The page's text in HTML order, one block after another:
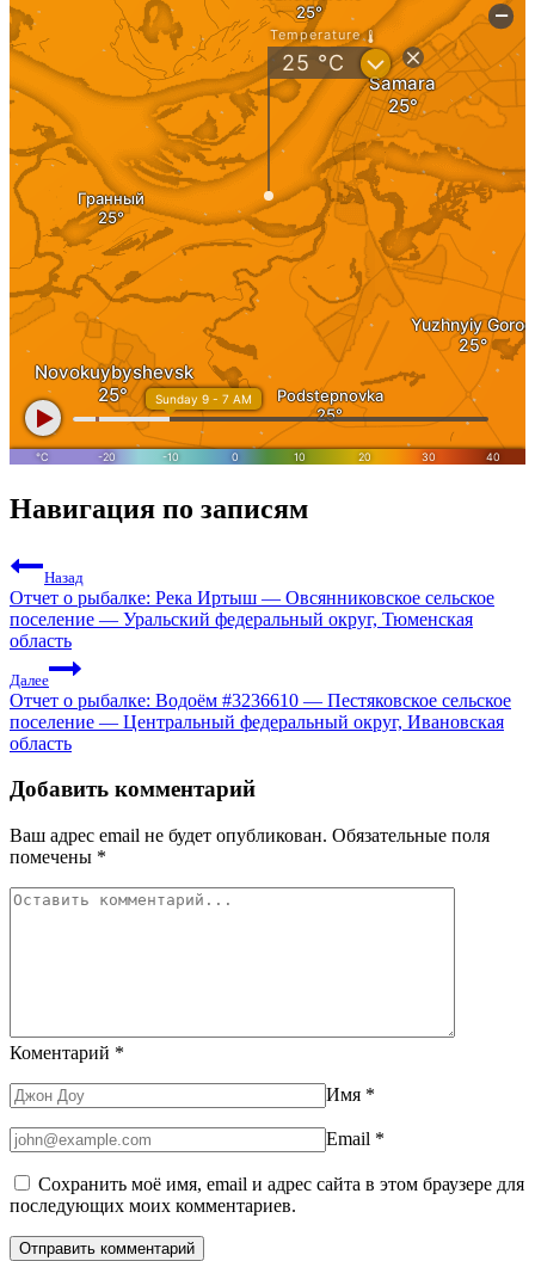
Навигация по записям
Назад
Отчет о рыбалке: Река Иртыш — Овсянниковское сельское
поселение — Уральский федеральный округ, Тюменская
область
Далее
Отчет о рыбалке: Водоём #3236610 — Пестяковское сельское
поселение — Центральный федеральный округ, Ивановская
область
Добавить комментарий
Ваш адрес email не будет опубликован. Обязательные поля
помечены *
Коментарий *
Имя *
Email *
Сохранить моё имя, email и адрес сайта в этом браузере для
последующих моих комментариев.